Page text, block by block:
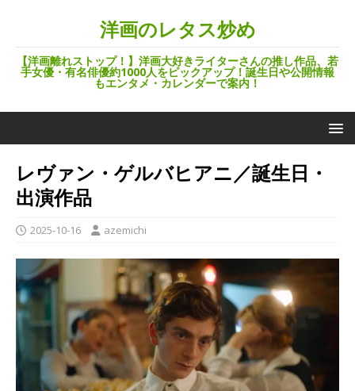
洋画のレタス炒め
【洋画離れストップ！】洋画大好きライターさんの推し作品、若
手女優・有名俳優約1000人をピックアップ！誕生日や公開情報
もエンタメ・カレンダーで案内！
レヴァン・ゲルバヒアニ／誕生日・
出演作品
2025-10-16 azemichi